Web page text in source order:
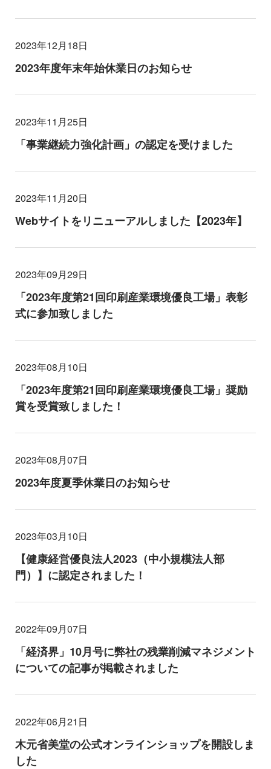
2023年12月18日
2023年度年末年始休業日のお知らせ
2023年11月25日
「事業継続力強化計画」の認定を受けました
2023年11月20日
Webサイトをリニューアルしました【2023年】
2023年09月29日
「2023年度第21回印刷産業環境優良工場」表彰
式に参加致しました
2023年08月10日
「2023年度第21回印刷産業環境優良工場」奨励
賞を受賞致しました！
2023年08月07日
2023年度夏季休業日のお知らせ
2023年03月10日
【健康経営優良法人2023（中小規模法人部
門）】に認定されました！
2022年09月07日
「経済界」10月号に弊社の残業削減マネジメント
についての記事が掲載されました
2022年06月21日
木元省美堂の公式オンラインショップを開設しま
した